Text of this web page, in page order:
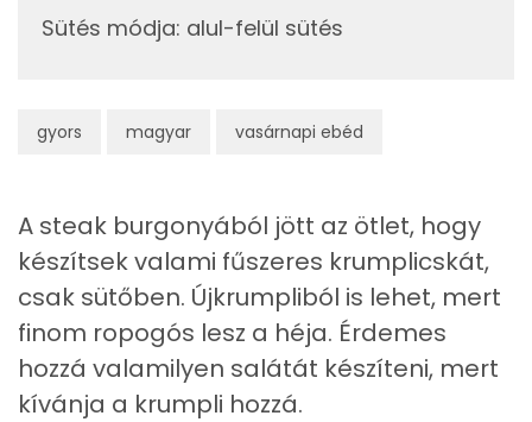
gyors magyar vasárnapi ebéd
Fehérje
Összesen
28.6 g
Telített zsírsav
4 g
Egyszeresen telítetlen zsírsav:
13 g
Többszörösen telítetlen zsírsav
10 g
Sütés módja: alul-felül sütés
A steak burgonyából jött az ötlet, hogy
készítsek valami fűszeres krumplicskát,
csak sütőben. Újkrumpliból is lehet, mert
finom ropogós lesz a héja. Érdemes
hozzá valamilyen salátát készíteni, mert
kívánja a krumpli hozzá.